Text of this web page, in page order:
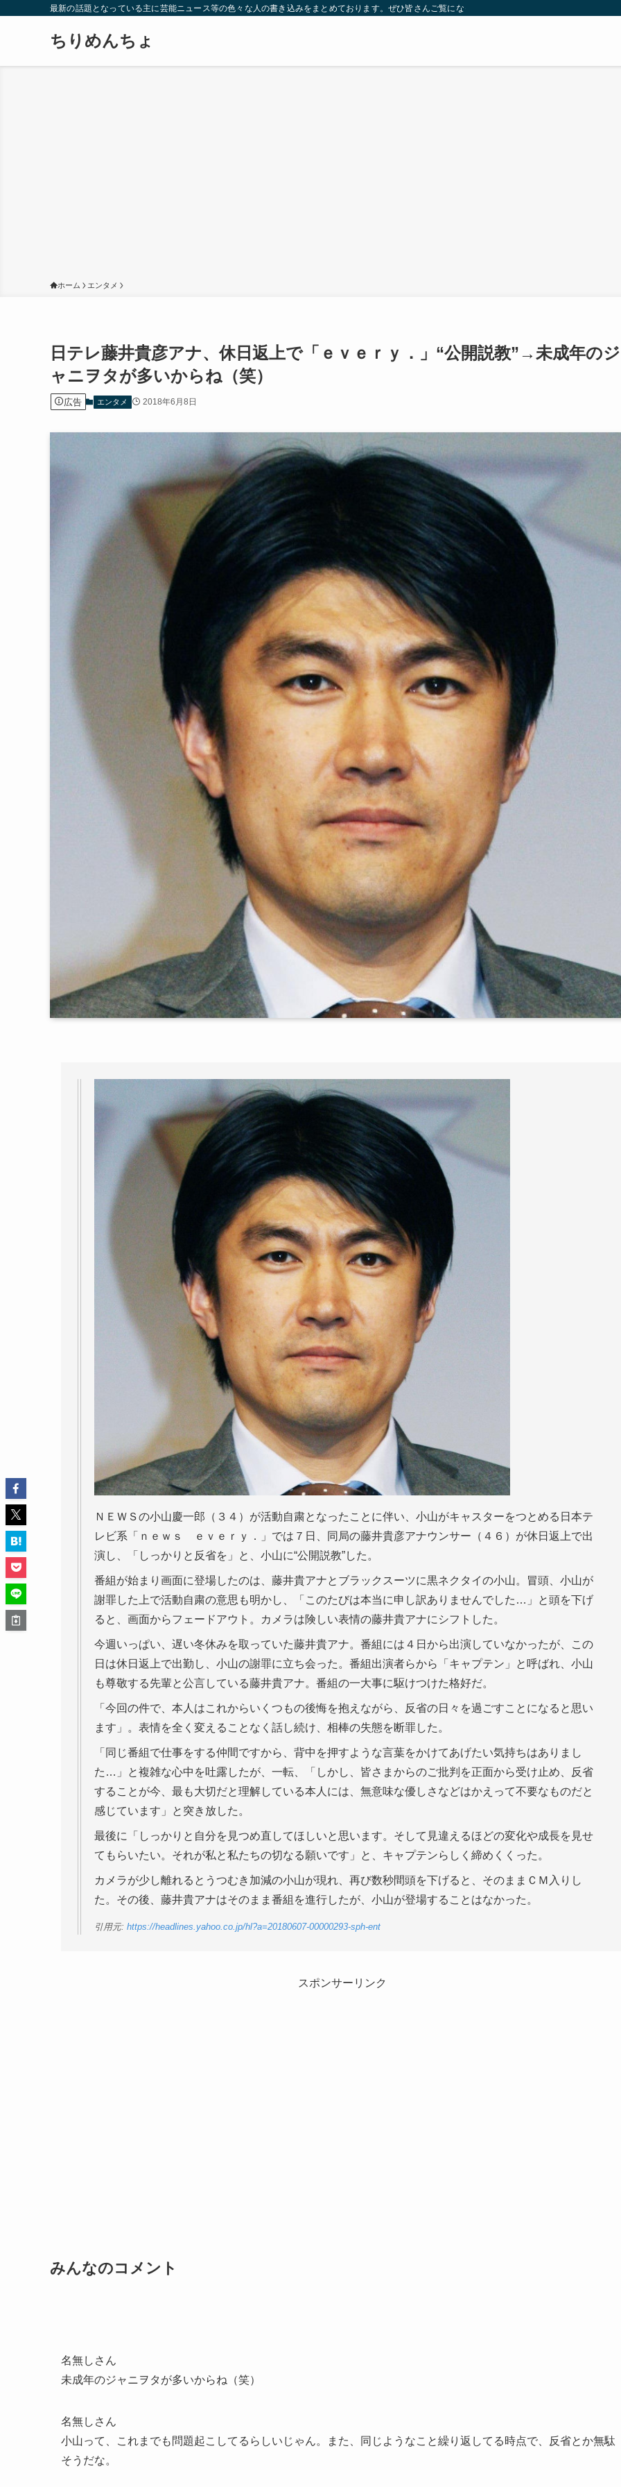
最新の話題となっている主に芸能ニュース等の色々な人の書き込みをまとめております。ぜひ皆さんご覧になっていってください。
ちりめんちょ
ホーム エンタメ
日テレ藤井貴彦アナ、休日返上で「ｅｖｅｒｙ．」“公開説教”→未成年のジ
ャニヲタが多いからね（笑）
広告 エンタメ 2018年6月8日
ＮＥＷＳの小山慶一郎（３４）が活動自粛となったことに伴い、小山がキャスターをつとめる日本テ
レビ系「ｎｅｗｓ ｅｖｅｒｙ．」では７日、同局の藤井貴彦アナウンサー（４６）が休日返上で出
演し、「しっかりと反省を」と、小山に“公開説教”した。
番組が始まり画面に登場したのは、藤井貴アナとブラックスーツに黒ネクタイの小山。冒頭、小山が
謝罪した上で活動自粛の意思も明かし、「このたびは本当に申し訳ありませんでした…」と頭を下げ
ると、画面からフェードアウト。カメラは険しい表情の藤井貴アナにシフトした。
今週いっぱい、遅い冬休みを取っていた藤井貴アナ。番組には４日から出演していなかったが、この
日は休日返上で出勤し、小山の謝罪に立ち会った。番組出演者らから「キャプテン」と呼ばれ、小山
も尊敬する先輩と公言している藤井貴アナ。番組の一大事に駆けつけた格好だ。
「今回の件で、本人はこれからいくつもの後悔を抱えながら、反省の日々を過ごすことになると思い
ます」。表情を全く変えることなく話し続け、相棒の失態を断罪した。
「同じ番組で仕事をする仲間ですから、背中を押すような言葉をかけてあげたい気持ちはありまし
た…」と複雑な心中を吐露したが、一転、「しかし、皆さまからのご批判を正面から受け止め、反省
することが今、最も大切だと理解している本人には、無意味な優しさなどはかえって不要なものだと
感じています」と突き放した。
最後に「しっかりと自分を見つめ直してほしいと思います。そして見違えるほどの変化や成長を見せ
てもらいたい。それが私と私たちの切なる願いです」と、キャプテンらしく締めくくった。
カメラが少し離れるとうつむき加減の小山が現れ、再び数秒間頭を下げると、そのままＣＭ入りし
た。その後、藤井貴アナはそのまま番組を進行したが、小山が登場することはなかった。
引用元: https://headlines.yahoo.co.jp/hl?a=20180607-00000293-sph-ent
スポンサーリンク
みんなのコメント
名無しさん
未成年のジャニヲタが多いからね（笑）
名無しさん
小山って、これまでも問題起こしてるらしいじゃん。また、同じようなこと繰り返してる時点で、反省とか無駄
そうだな。